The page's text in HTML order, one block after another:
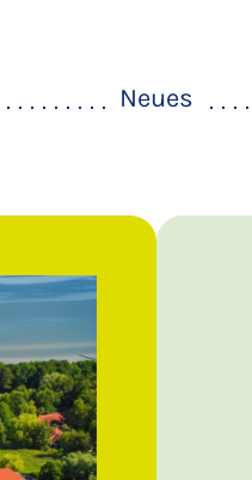
Neues